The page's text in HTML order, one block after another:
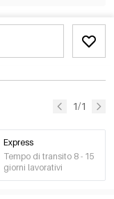
1/1
Express
Tempo di transito 8 - 15
giorni lavorativi